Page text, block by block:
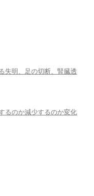
失明、足の切断、腎臓透
るのか減少するのか変化